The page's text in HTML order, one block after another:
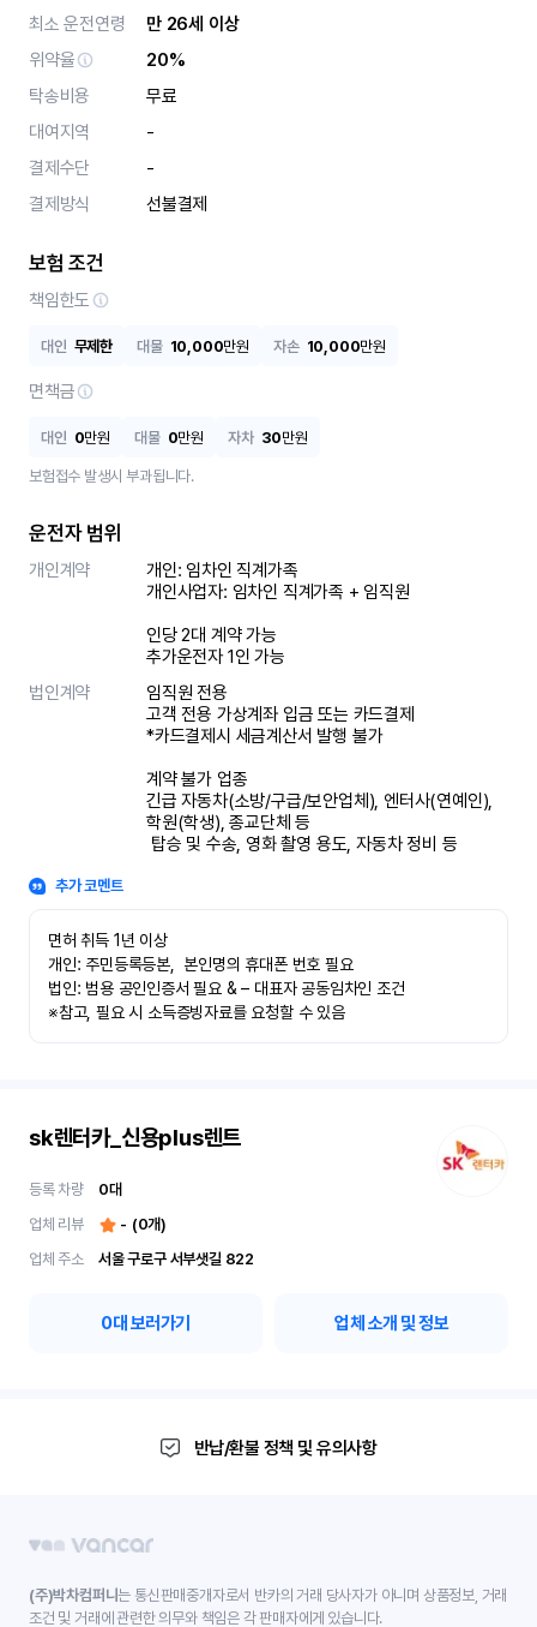
최소 운전연령
만 26세 이상
위약율
20%
탁송비용
무료
대여지역
-
결제수단
-
결제방식
선불결제
보험 조건
책임한도
대인 무제한 대물 10,000만원 자손 10,000만원
면책금
대인 0만원 대물 0만원 자차 30만원
보험접수 발생시 부과됩니다.
운전자 범위
개인계약
개인: 임차인 직계가족
개인사업자: 임차인 직계가족 + 임직원
인당 2대 계약 가능
추가운전자 1인 가능
법인계약
임직원 전용
고객 전용 가상계좌 입금 또는 카드결제
*카드결제시 세금계산서 발행 불가
계약 불가 업종
긴급 자동차(소방/구급/보안업체), 엔터사(연예인),
학원(학생), 종교단체 등
탑승 및 수송, 영화 촬영 용도, 자동차 정비 등
추가 코멘트
면허 취득 1년 이상
개인: 주민등록등본,  본인명의 휴대폰 번호 필요
법인: 범용 공인인증서 필요 & – 대표자 공동임차인 조건
※참고, 필요 시 소득증빙자료를 요청할 수 있음
sk렌터카_신용plus렌트
등록 차량 0대
업체 리뷰
- (0개)
업체 주소
서울 구로구 서부샛길 822
0대 보러가기 업체 소개 및 정보
반납/환불 정책 및 유의사항
(주)박차컴퍼니는 통신판매중개자로서 반카의 거래 당사자가 아니며 상품정보, 거래
조건 및 거래에 관련한 의무와 책임은 각 판매자에게 있습니다.